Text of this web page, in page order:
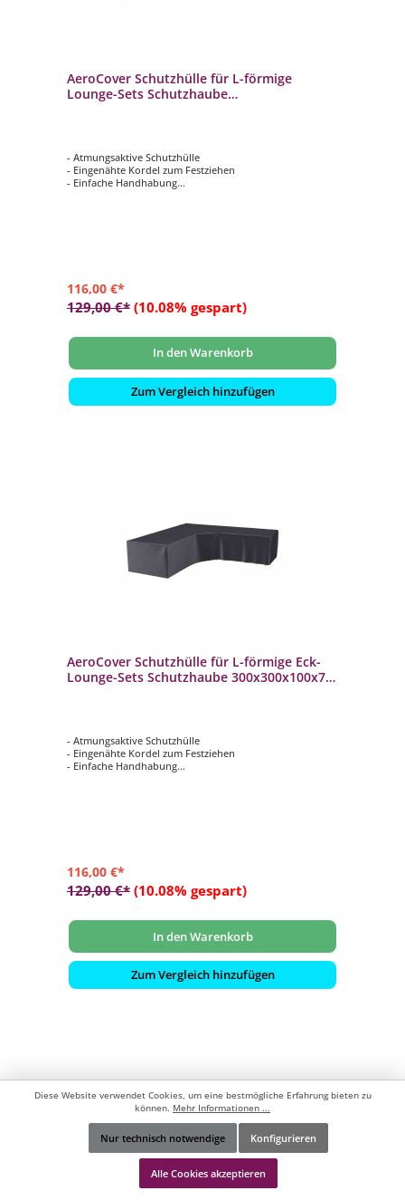
AeroCover Schutzhülle für L-förmige
Lounge-Sets Schutzhaube
- Atmungsaktive Schutzhülle
- Eingenähte Kordel zum Festziehen
- Einfache Handhabung
116,00 €*
129,00 €* (10.08% gespart)
In den Warenkorb
Zum Vergleich hinzufügen
AeroCover Schutzhülle für L-förmige Eck-
Lounge-Sets Schutzhaube 300x300x100x70
- Atmungsaktive Schutzhülle
- Eingenähte Kordel zum Festziehen
- Einfache Handhabung
116,00 €*
129,00 €* (10.08% gespart)
In den Warenkorb
Zum Vergleich hinzufügen
Werkzeugleiste anzeigen
Diese Website verwendet Cookies, um eine bestmögliche Erfahrung bieten zu
können. Mehr Informationen ...
Nur technisch notwendige Konfigurieren
Alle Cookies akzeptieren